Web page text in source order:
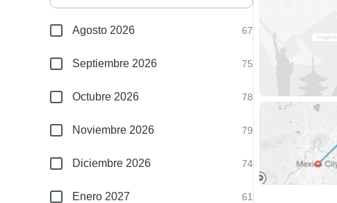
Agosto 2026 67
Septiembre 2026 75
Octubre 2026 78
Noviembre 2026 79
Diciembre 2026 74
Enero 2027 61